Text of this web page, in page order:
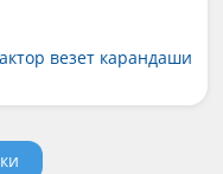
везет карандаши